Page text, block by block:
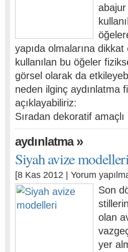
abajur
yapıda olmalarına
kullanılan bu öğeler
görsel olarak da
neden ilginç aydınlatma
açıklayabiliriz:
Sıradan dekoratif
aydınlatma»
Siyah avize
[8 Kas 2012 | Yorum
Son
olan
yer